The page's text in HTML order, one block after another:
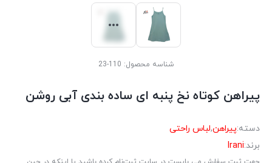
شناسه محصول: 110-23
پیراهن کوتاه نخ پنبه ای ساده بندی آبی روشن
دسته:پیراهن,لباس راحتی
برند:Irani